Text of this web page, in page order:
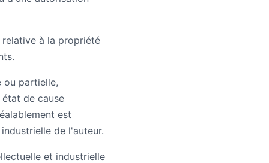
à la propriété
ou partielle,
de cause
est
de l'auteur.
et industrielle